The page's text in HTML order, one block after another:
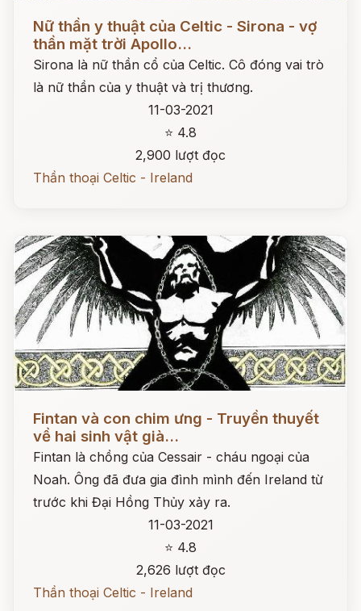
Nữ thần y thuật của Celtic - Sirona - vợ
thần mặt trời Apollo...
Sirona là nữ thần cổ của Celtic. Cô đóng vai trò
là nữ thần của y thuật và trị thương.
11-03-2021
⭐ 4.8
2,900 lượt đọc
Thần thoại Celtic - Ireland
Fintan và con chim ưng - Truyền thuyết
về hai sinh vật già...
Fintan là chồng của Cessair - cháu ngoại của
Noah. Ông đã đưa gia đình mình đến Ireland từ
trước khi Đại Hồng Thủy xảy ra.
11-03-2021
⭐ 4.8
2,626 lượt đọc
Thần thoại Celtic - Ireland